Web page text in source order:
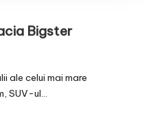
Bigster
ale celui mai mare
SUV-ul…